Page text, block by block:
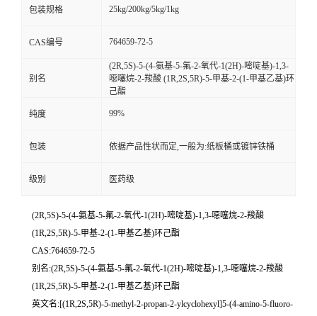
包装规格 25kg/200kg/5kg/1kg
CAS编号 764659-72-5
别名
(2R,5S)-5-(4-氨基-5-氟-2-氧代-1(2H)-嘧啶基)-1,3-
噁噻烷-2-羧酸 (1R,2S,5R)-5-甲基-2-(1-甲基乙基)环
己酯
纯度 99%
包装 依据产品性状而定,一般为:纸板桶或镀锌铁桶
级别 医药级
(2R,5S)-5-(4-氨基-5-氟-2-氧代-1(2H)-嘧啶基)-1,3-噁噻烷-2-羧酸
(1R,2S,5R)-5-甲基-2-(1-甲基乙基)环己酯
CAS:764659-72-5
别名:(2R,5S)-5-(4-氨基-5-氟-2-氧代-1(2H)-嘧啶基)-1,3-噁噻烷-2-羧酸
(1R,2S,5R)-5-甲基-2-(1-甲基乙基)环己酯
英文名:[(1R,2S,5R)-5-methyl-2-propan-2-ylcyclohexyl]5-(4-amino-5-fluoro-